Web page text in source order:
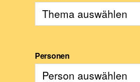
Personen